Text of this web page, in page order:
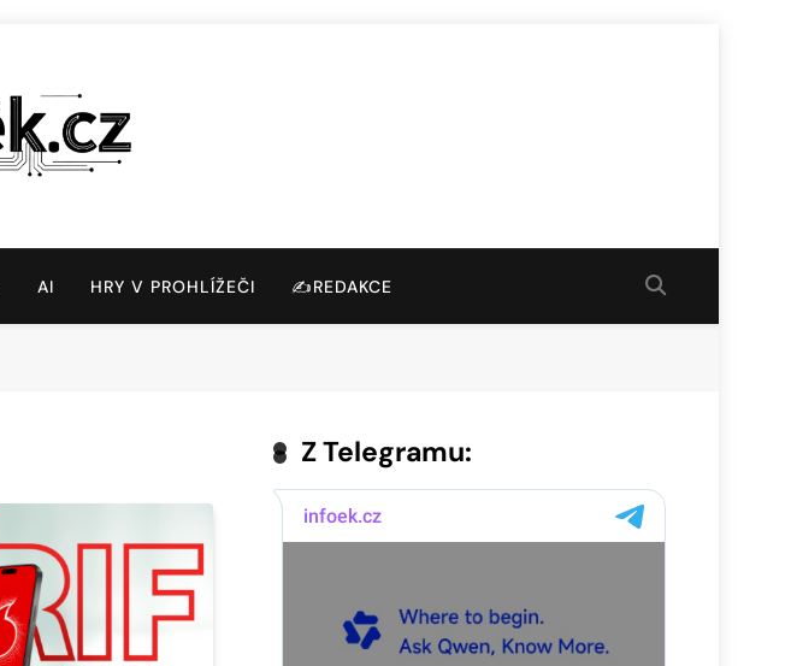
AI HRY V PROHLÍŽEČI ✍️REDAKCE
Z Telegramu: